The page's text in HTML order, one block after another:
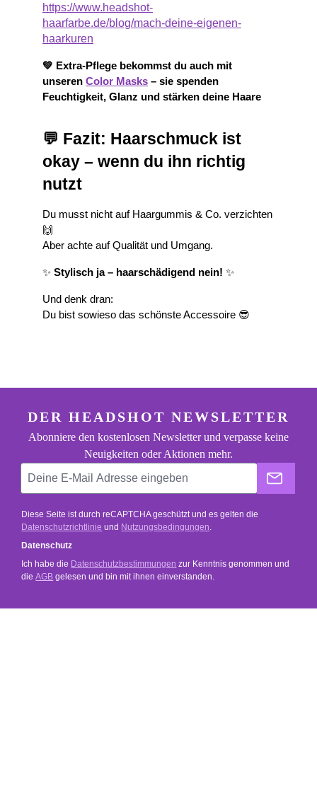
https://www.headshot-
haarfarbe.de/blog/mach-deine-eigenen-
haarkuren
💚 Extra-Pflege bekommst du auch mit
unseren Color Masks – sie spenden
Feuchtigkeit, Glanz und stärken deine Haare
💬 Fazit: Haarschmuck ist
okay – wenn du ihn richtig
nutzt
Du musst nicht auf Haargummis & Co. verzichten
🙌
Aber achte auf Qualität und Umgang.
✨ Stylisch ja – haarschädigend nein! ✨
Und denk dran:
Du bist sowieso das schönste Accessoire 😎
DER HEADSHOT NEWSLETTER
Abonniere den kostenlosen Newsletter und verpasse keine
Neuigkeiten oder Aktionen mehr.
Der
Deine E-Mail Adresse eingeben
Diese Seite ist durch reCAPTCHA geschützt und es gelten die
Datenschutzrichtlinie und Nutzungsbedingungen
Datenschutz
Ich habe die Datenschutzbestimmungen zur Kenntnis genommen und
dieAGB gelesen und bin mit ihnen einverstanden.